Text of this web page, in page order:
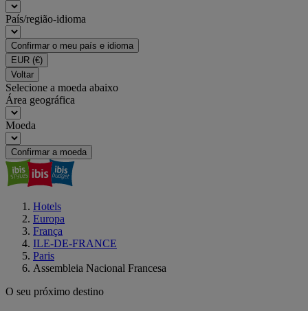
País/região-idioma
Confirmar o meu país e idioma
EUR (€)
Voltar
Selecione a moeda abaixo
Área geográfica
Moeda
Confirmar a moeda
Hotels
Europa
França
ILE-DE-FRANCE
Paris
Assembleia Nacional Francesa
O seu próximo destino